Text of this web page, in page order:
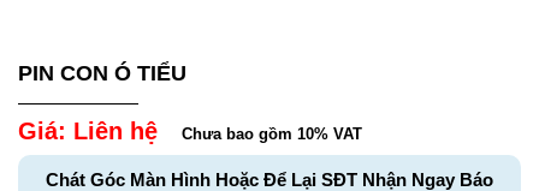
PIN CON Ó TIỂU
Giá: Liên hệ Chưa bao gồm 10% VAT
Chát Góc Màn Hình Hoặc Để Lại SĐT Nhận Ngay Báo